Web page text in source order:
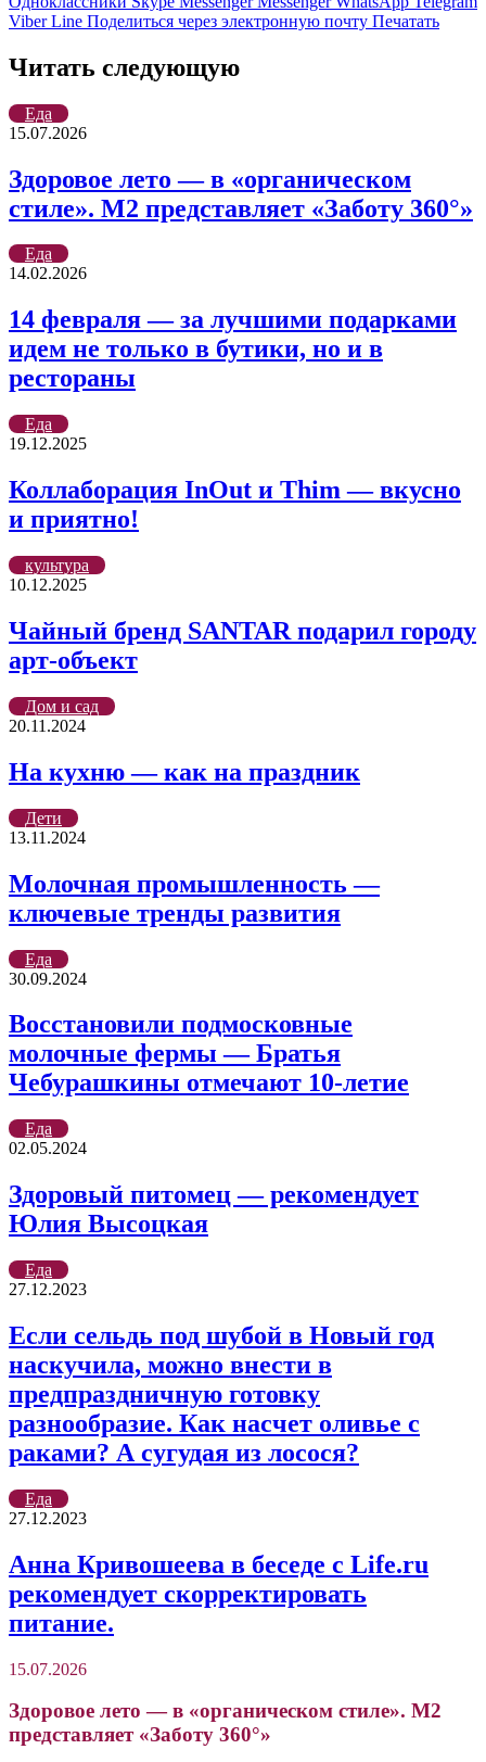
Viber Line Поделиться через электронную почту Печатать
Читать следующую
Еда
15.07.2026
Здоровое лето — в «органическом
стиле». М2 представляет «Заботу 360°»
Еда
14.02.2026
14 февраля — за лучшими подарками
идем не только в бутики, но и в
рестораны
Еда
19.12.2025
Коллаборация InOut и Thim — вкусно
и приятно!
культура
10.12.2025
Чайный бренд SANTAR подарил городу
арт-объект
Дом и сад
20.11.2024
На кухню — как на праздник
Дети
13.11.2024
Молочная промышленность —
ключевые тренды развития
Еда
30.09.2024
Восстановили подмосковные
молочные фермы — Братья
Чебурашкины отмечают 10-летие
Еда
02.05.2024
Здоровый питомец — рекомендует
Юлия Высоцкая
Еда
27.12.2023
Если сельдь под шубой в Новый год
наскучила, можно внести в
предпраздничную готовку
разнообразие. Как насчет оливье с
раками? А сугудая из лосося?
Еда
27.12.2023
Анна Кривошеева в беседе с Life.ru
рекомендует скорректировать
питание.
15.07.2026
Здоровое лето — в «органическом стиле». М2
представляет «Заботу 360°»